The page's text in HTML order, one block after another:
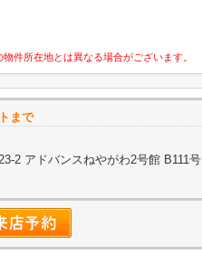
件所在地とは異なる場合がございます。
まで
2 アドバンスねやがわ2号館 B111号